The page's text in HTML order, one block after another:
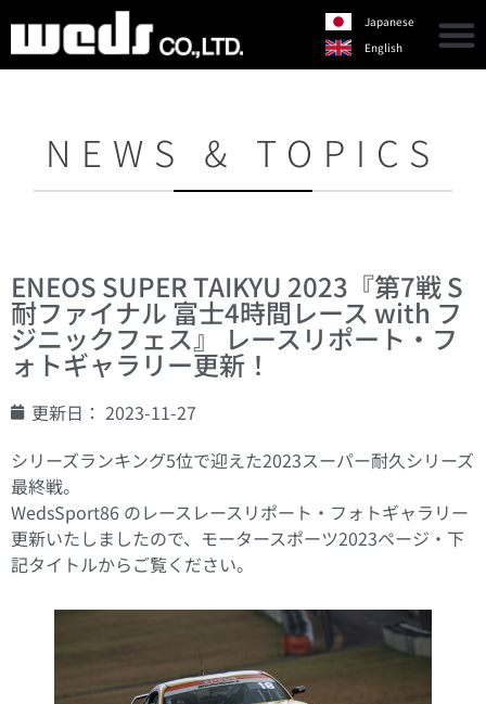
Japanese
English
NEWS & TOPICS
ENEOS SUPER TAIKYU 2023『第7戦 S
耐ファイナル 富士4時間レース with フ
ジニックフェス』 レースリポート・フ
ォトギャラリー更新！
更新日： 2023-11-27
シリーズランキング5位で迎えた2023スーパー耐久シリーズ
最終戦。
WedsSport86 のレースレースリポート・フォトギャラリー
更新いたしましたので、モータースポーツ2023ページ・下
記タイトルからご覧ください。